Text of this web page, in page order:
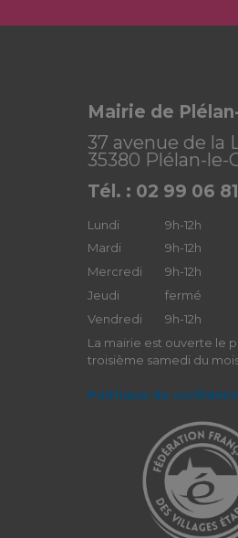
Mairie de
37 avenue de la
35380 Plélan-le-
Tél. : 02 99 06
Lundi 9h-12h
Mardi
9h-12h
Mercredi
9h-12h
Jeudi
fermé
Vendredi
9h-12h
La mairie est ouverte le
troisième samedi du mois
Politique de